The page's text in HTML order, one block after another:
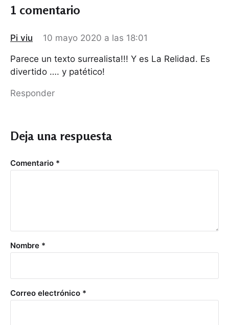
1 comentario
Pi viu 10 mayo 2020 a las 18:01
Parece un texto surrealista!!! Y es La Relidad. Es
divertido …. y patético!
Responder
Deja una respuesta
Comentario *
Nombre *
Correo electrónico *